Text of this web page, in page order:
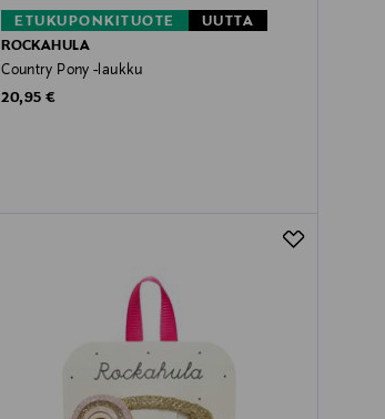
ETUKUPONKITUOTE
UUTTA
ROCKAHULA
Country Pony -laukku
Original Price
20,95 €